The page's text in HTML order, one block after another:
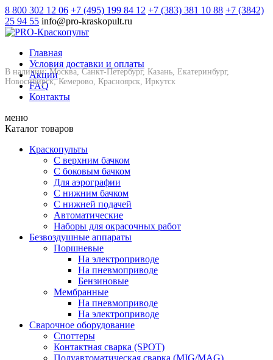
8 800 302 12 06 +7 (495) 199 84 12 +7 (383) 381 10 88 +7 (3842)
25 94 55 info@pro-kraskopult.ru
Главная
Условия доставки и оплаты
Акции
FAQ
Контакты
меню
Каталог товаров
Краскопульты
С верхним бачком
С боковым бачком
Для аэрографии
С нижним бачком
С нижней подачей
Автоматические
Наборы для окрасочных работ
Безвоздушные аппараты
Поршневые
На электроприводе
На пневмоприводе
Бензиновые
Мембранные
На пневмоприводе
На электроприводе
Сварочное оборудование
Споттеры
Контактная сварка (SPOT)
Полуавтоматическая сварка (MIG/MAG)
В наличии: Москва, Санкт-Петербург, Казань, Екатеринбург,
Новосибирск, Кемерово, Красноярск, Иркутск